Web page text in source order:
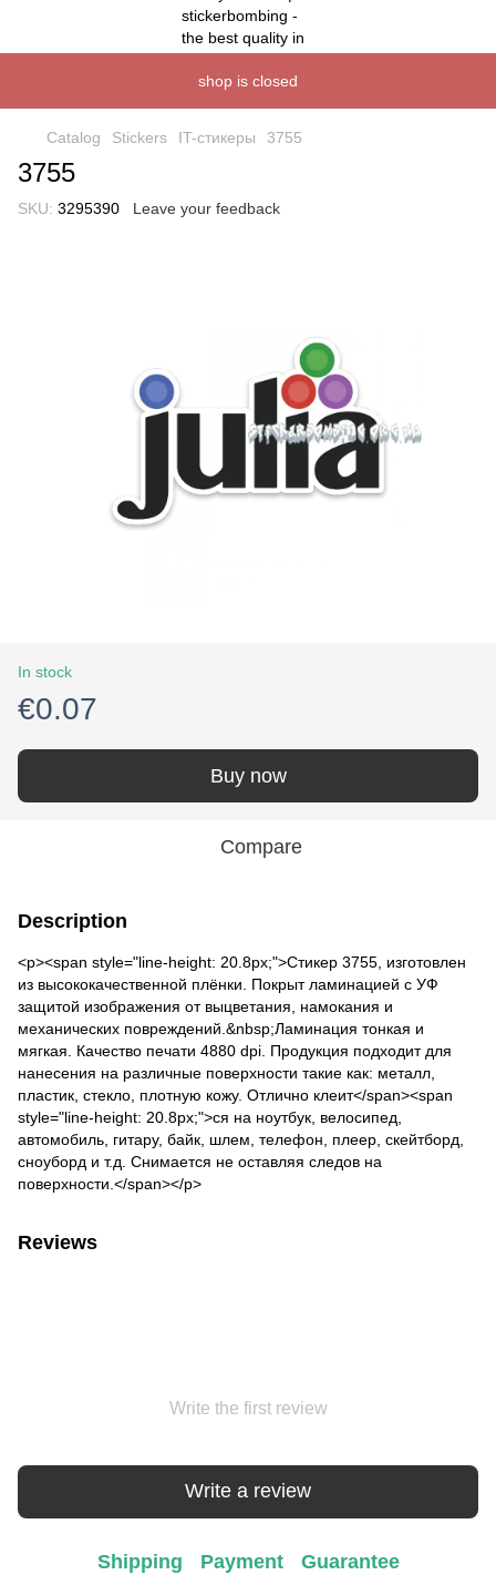
shop is closed
Catalog Stickers IT-стикеры 3755
3755
SKU: 3295390 Leave your feedback
In stock
€0.07
Buy now
Compare
Description
<p><span style="line-height: 20.8px;">Стикер 3755, изготовлен
из высококачественной плёнки. Покрыт ламинацией с УФ
защитой изображения от выцветания, намокания и
механических повреждений.&nbsp;Ламинация тонкая и
мягкая. Качество печати 4880 dpi. Продукция подходит для
нанесения на различные поверхности такие как: металл,
пластик, стекло, плотную кожу. Отлично клеит</span><span
style="line-height: 20.8px;">ся на ноутбук, велосипед,
автомобиль, гитару, байк, шлем, телефон, плеер, скейтборд,
сноуборд и т.д. Снимается не оставляя следов на
поверхности.</span></p>
Reviews
Write the first review
Write a review
Shipping Payment Guarantee